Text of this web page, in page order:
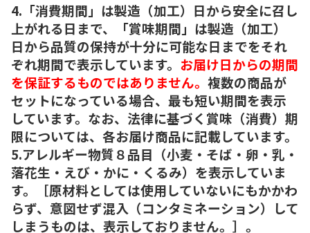
4.「消費期間」は製造（加工）日から安全に召し
上がれる日まで、「賞味期間」は製造（加工）
日から品質の保持が十分に可能な日までをそれ
ぞれ期間で表示しています。 お届け日からの期間
を保証するものではありません。 複数の商品が
セットになっている場合、最も短い期間を表示
しています。なお、法律に基づく賞味（消費）期
限については、各お届け商品に記載しています。
5.アレルギー物質８品目（小麦・そば・卵・乳・
落花生・えび・かに・くるみ）を表示していま
す。［原材料としては使用していないにもかかわ
らず、意図せず混入（コンタミネーション）して
しまうものは、表示しておりません。］。